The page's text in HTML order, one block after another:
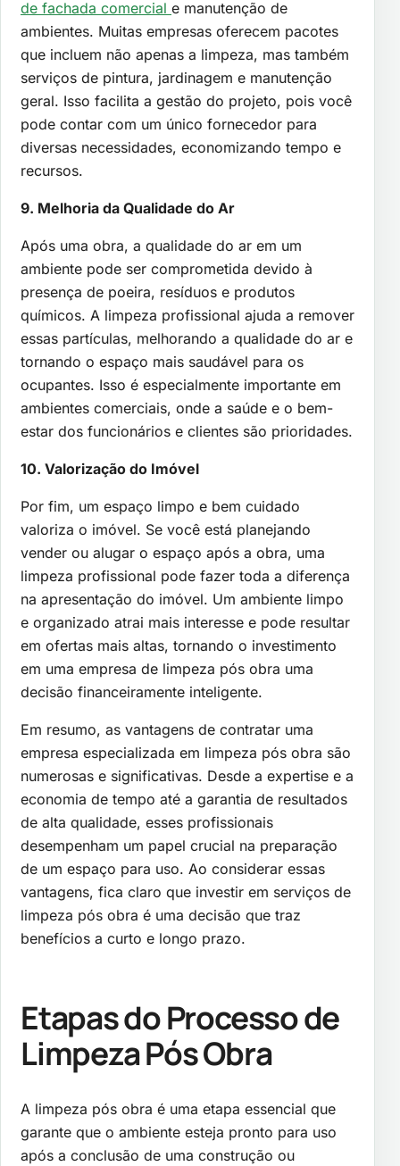
de fachada comercial e manutenção de
ambientes. Muitas empresas oferecem pacotes
que incluem não apenas a limpeza, mas também
serviços de pintura, jardinagem e manutenção
geral. Isso facilita a gestão do projeto, pois você
pode contar com um único fornecedor para
diversas necessidades, economizando tempo e
recursos.
9. Melhoria da Qualidade do Ar
Após uma obra, a qualidade do ar em um
ambiente pode ser comprometida devido à
presença de poeira, resíduos e produtos
químicos. A limpeza profissional ajuda a remover
essas partículas, melhorando a qualidade do ar e
tornando o espaço mais saudável para os
ocupantes. Isso é especialmente importante em
ambientes comerciais, onde a saúde e o bem-
estar dos funcionários e clientes são prioridades.
10. Valorização do Imóvel
Por fim, um espaço limpo e bem cuidado
valoriza o imóvel. Se você está planejando
vender ou alugar o espaço após a obra, uma
limpeza profissional pode fazer toda a diferença
na apresentação do imóvel. Um ambiente limpo
e organizado atrai mais interesse e pode resultar
em ofertas mais altas, tornando o investimento
em uma empresa de limpeza pós obra uma
decisão financeiramente inteligente.
Em resumo, as vantagens de contratar uma
empresa especializada em limpeza pós obra são
numerosas e significativas. Desde a expertise e a
economia de tempo até a garantia de resultados
de alta qualidade, esses profissionais
desempenham um papel crucial na preparação
de um espaço para uso. Ao considerar essas
vantagens, fica claro que investir em serviços de
limpeza pós obra é uma decisão que traz
benefícios a curto e longo prazo.
Etapas do Processo de
Limpeza Pós Obra
A limpeza pós obra é uma etapa essencial que
garante que o ambiente esteja pronto para uso
após a conclusão de uma construção ou